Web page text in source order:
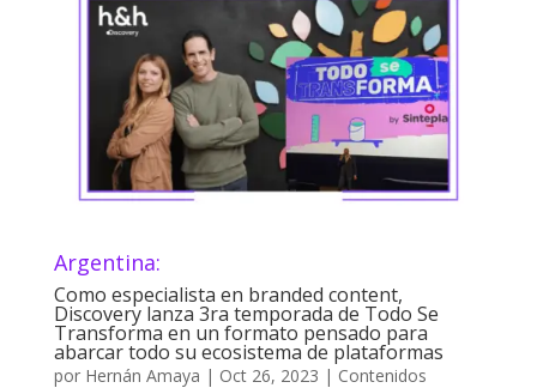
Argentina:
Como especialista en branded content,
Discovery lanza 3ra temporada de Todo Se
Transforma en un formato pensado para
abarcar todo su ecosistema de plataformas
por Hernán Amaya | Oct 26, 2023 | Contenidos